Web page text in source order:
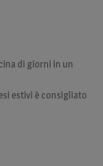
di giorni in un
estivi è consigliato